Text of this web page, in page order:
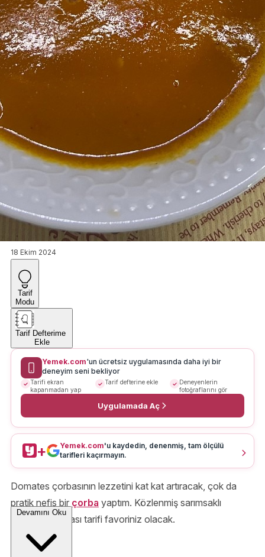
18 Ekim 2024
Tarif
Modu
Tarif Defterime
Ekle
Yemek.com'un ücretsiz uygulamasında daha iyi bir
deneyim seni bekliyor
Tarifi ekran
kapanmadan yap
Tarif defterine ekle
Deneyenlerin
fotoğraflarını gör
Uygulamada Aç
+ Yemek.com'u kaydedin, denenmiş, tam ölçülü
tarifleri kaçırmayın.
Domates çorbasının lezzetini kat kat artıracak, çok da
pratik nefis bir çorba yaptım. Közlenmiş sarımsaklı
domates çorbası tarifi favoriniz olacak.
Devamını Oku